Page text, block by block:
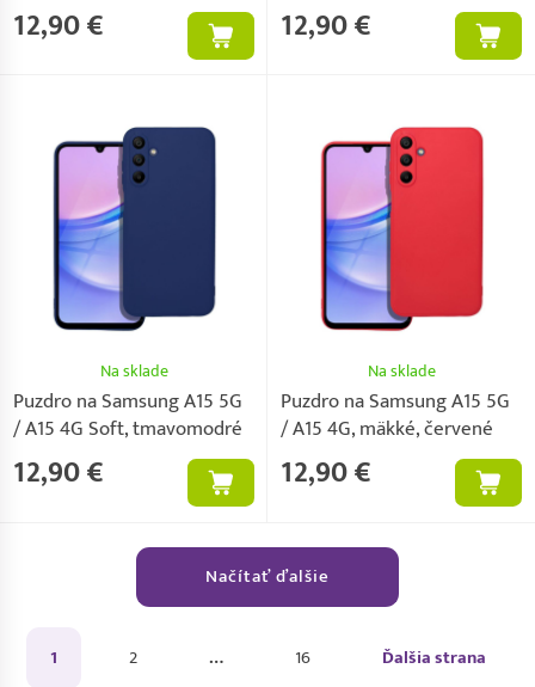
12,90 € 12,90 €
Na sklade
Puzdro na Samsung A15 5G
/ A15 4G Soft, tmavomodré
12,90 €
Na sklade
Puzdro na Samsung A15 5G
/ A15 4G, mäkké, červené
12,90 €
Načítať ďalšie
1 2 … 16 Ďalšia strana